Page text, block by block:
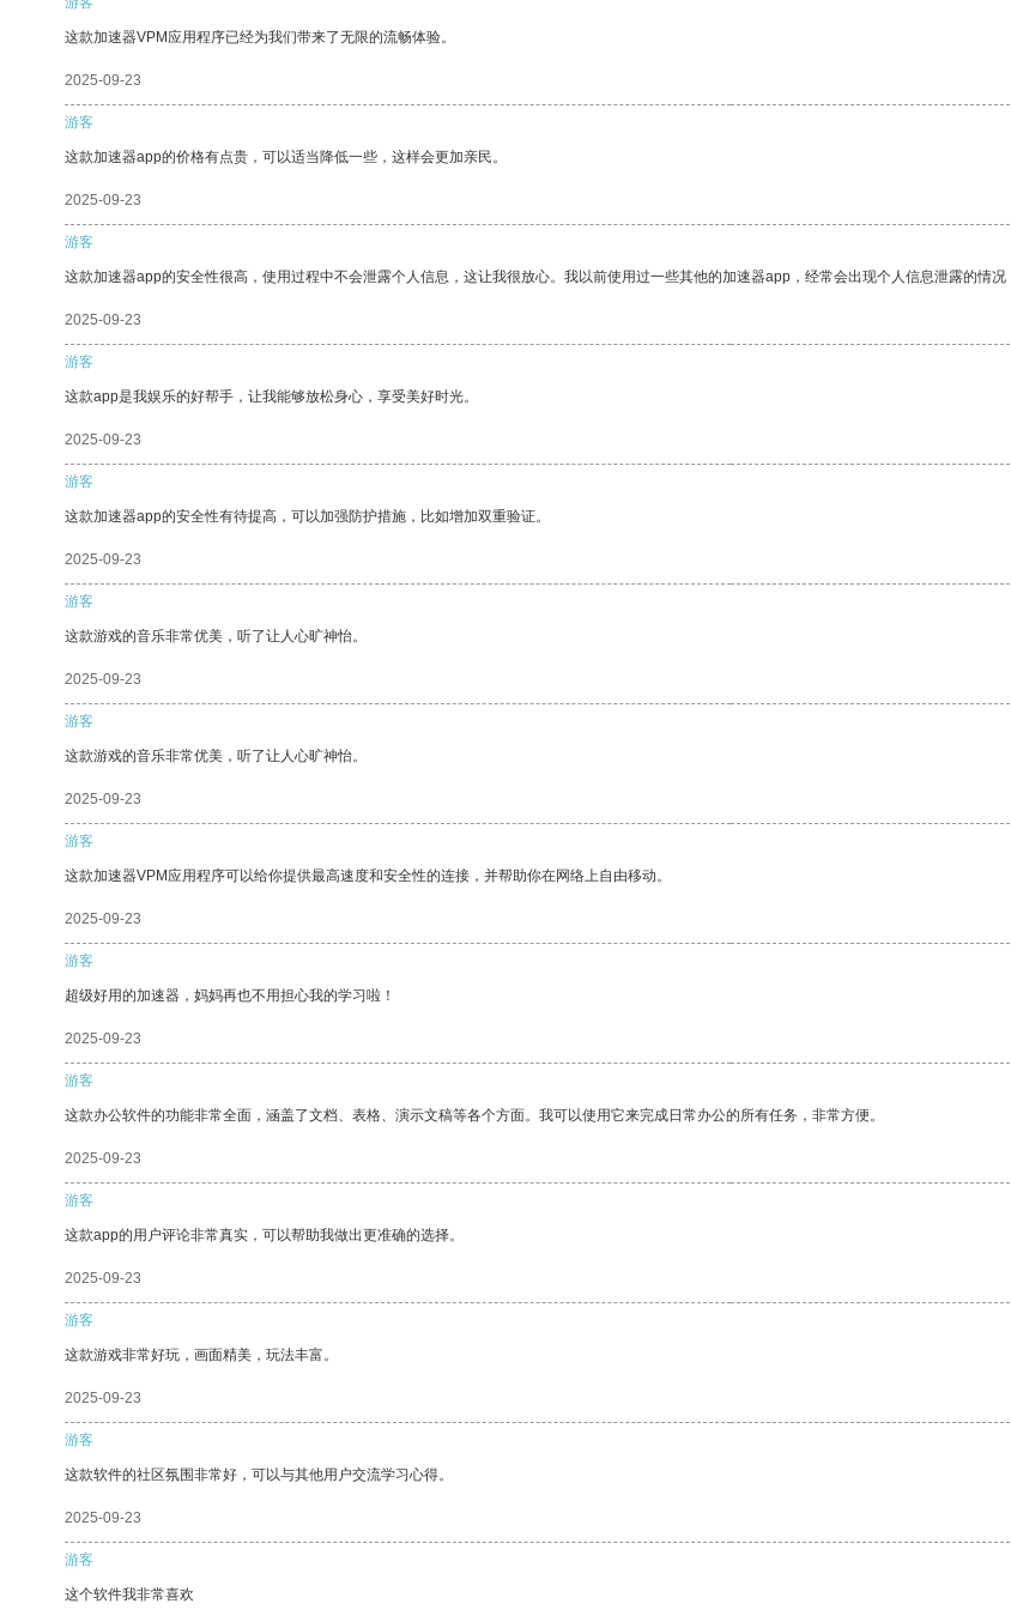
这款加速器VPM应用程序已经为我们带来了无限的流畅体验。
2025-09-23
游客
这款加速器app的价格有点贵，可以适当降低一些，这样会更加亲民。
2025-09-23
游客
这款加速器app的安全性很高，使用过程中不会泄露个人信息，这让我很放心。我以前使用过一些其他的加速器app，经常会出现个人信息泄露的情况
2025-09-23
游客
这款app是我娱乐的好帮手，让我能够放松身心，享受美好时光。
2025-09-23
游客
这款加速器app的安全性有待提高，可以加强防护措施，比如增加双重验证。
2025-09-23
游客
这款游戏的音乐非常优美，听了让人心旷神怡。
2025-09-23
游客
这款游戏的音乐非常优美，听了让人心旷神怡。
2025-09-23
游客
这款加速器VPM应用程序可以给你提供最高速度和安全性的连接，并帮助你在网络上自由移动。
2025-09-23
游客
超级好用的加速器，妈妈再也不用担心我的学习啦！
2025-09-23
游客
这款办公软件的功能非常全面，涵盖了文档、表格、演示文稿等各个方面。我可以使用它来完成日常办公的所有任务，非常方便。
2025-09-23
游客
这款app的用户评论非常真实，可以帮助我做出更准确的选择。
2025-09-23
游客
这款游戏非常好玩，画面精美，玩法丰富。
2025-09-23
游客
这款软件的社区氛围非常好，可以与其他用户交流学习心得。
2025-09-23
游客
这个软件我非常喜欢